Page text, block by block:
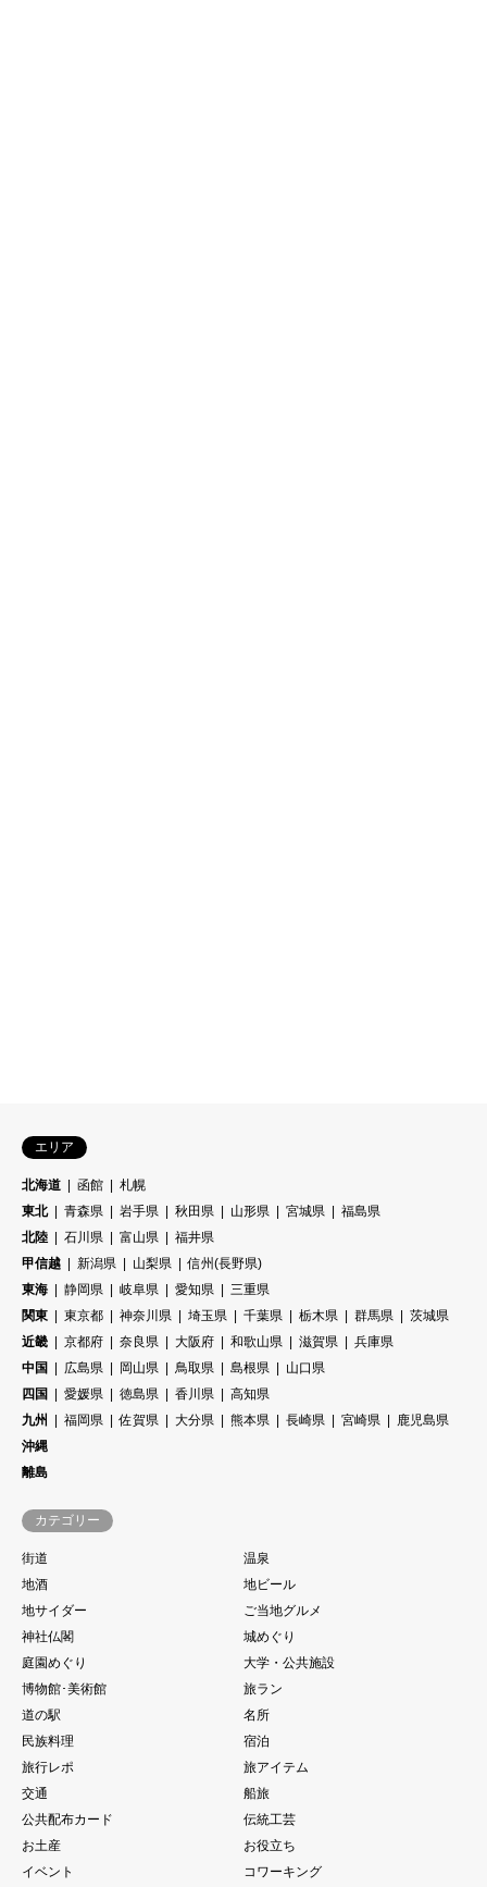
エリア
北海道 函館
札幌
東北
青森県 岩手県 秋田県 山形県 宮城県
福島県
北陸
石川県 富山県
福井県
甲信越
新潟県 山梨県
信州(長野県)
東海
静岡県 岐阜県 愛知県
三重県
関東
東京都 神奈川県 埼玉県 千葉県 栃木県 群馬県
茨城県
近畿
京都府 奈良県 大阪府 和歌山県 滋賀県
兵庫県
中国
広島県 岡山県 鳥取県 島根県
山口県
四国
愛媛県 徳島県 香川県
高知県
九州
福岡県 佐賀県 大分県 熊本県 長崎県 宮崎県
鹿児島県
沖縄
離島
カテゴリー
街道
温泉
地酒
地ビール
地サイダー
ご当地グルメ
神社仏閣
城めぐり
庭園めぐり
大学・公共施設
博物館･美術館
旅ラン
道の駅
名所
民族料理
宿泊
旅行レポ
旅アイテム
交通
船旅
公共配布カード
伝統工芸
お土産
お役立ち
イベント
コワーキング